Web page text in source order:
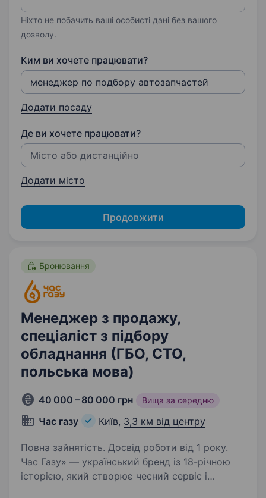
Ніхто не побачить ваші особисті дані без вашого
дозволу.
Ким ви хочете працювати?
Додати посаду
Де ви хочете працювати?
Додати місто
Продовжити
Бронювання
Менеджер з продажу,
спеціаліст з підбору
обладнання (ГБО, СТО,
польська мова)
40 000 – 80 000 грн Вища за середню
Час газу Київ, 3,3 км від центру
Повна зайнятість. Досвід роботи від 1 року.
Час Газу» — український бренд із 18-річною
історією, який створює чесний сервіс і